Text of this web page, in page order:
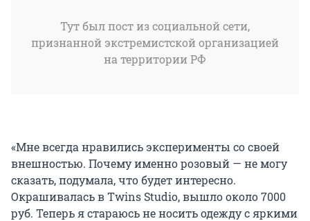
Тут был пост из социальной сети,
признанной экстремистской организацией
на территории РФ
«Мне всегда нравились эксперименты со своей
внешностью. Почему именно розовый — не могу
сказать, подумала, что будет интересно.
Окрашивалась в Twins Studio, вышло около 7000
руб. Теперь я стараюсь не носить одежду с яркими